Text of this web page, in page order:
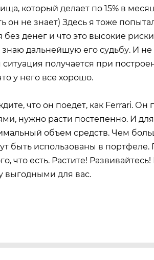
который делает по 15% в
он не знает) Здесь я тоже
без денег и что это высокие
дальнейшую его судьбу. И
ситуация получается при
у него все хорошо.
что он поедет, как Ferrari. Он
нужно расти постепенно. И
объем средств. Чем
быть использованы в портфеле.
что есть. Растите!
выгодными для вас.